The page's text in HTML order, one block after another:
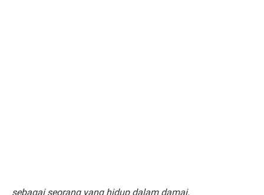
sebagai seorang yang hidup dalam damai,